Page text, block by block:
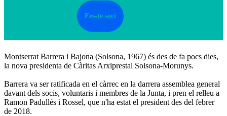
Fes-te soci
Montserrat Barrera i Bajona (Solsona, 1967) és des de fa pocs dies,
la nova presidenta de Càritas Arxiprestal Solsona-Morunys.
Barrera va ser ratificada en el càrrec en la darrera assemblea general
davant dels socis, voluntaris i membres de la Junta, i pren el relleu a
Ramon Padullés i Rossel, que n'ha estat el president des del febrer
de 2018.